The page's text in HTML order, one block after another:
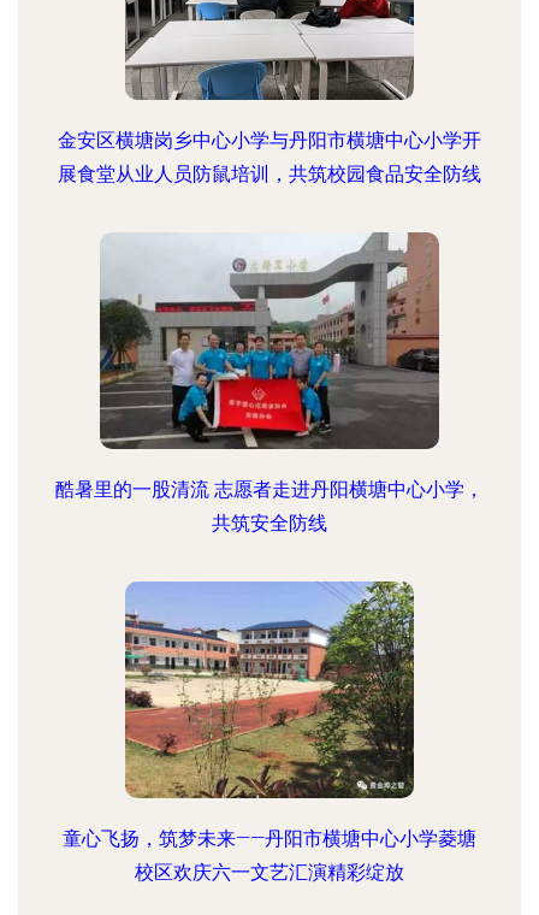
金安区横塘岗乡中心小学与丹阳市横塘中心小学开
展食堂从业人员防鼠培训，共筑校园食品安全防线
酷暑里的一股清流 志愿者走进丹阳横塘中心小学，
共筑安全防线
童心飞扬，筑梦未来——丹阳市横塘中心小学菱塘
校区欢庆六一文艺汇演精彩绽放